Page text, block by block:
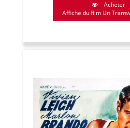
Acheter
Affiche du film Un